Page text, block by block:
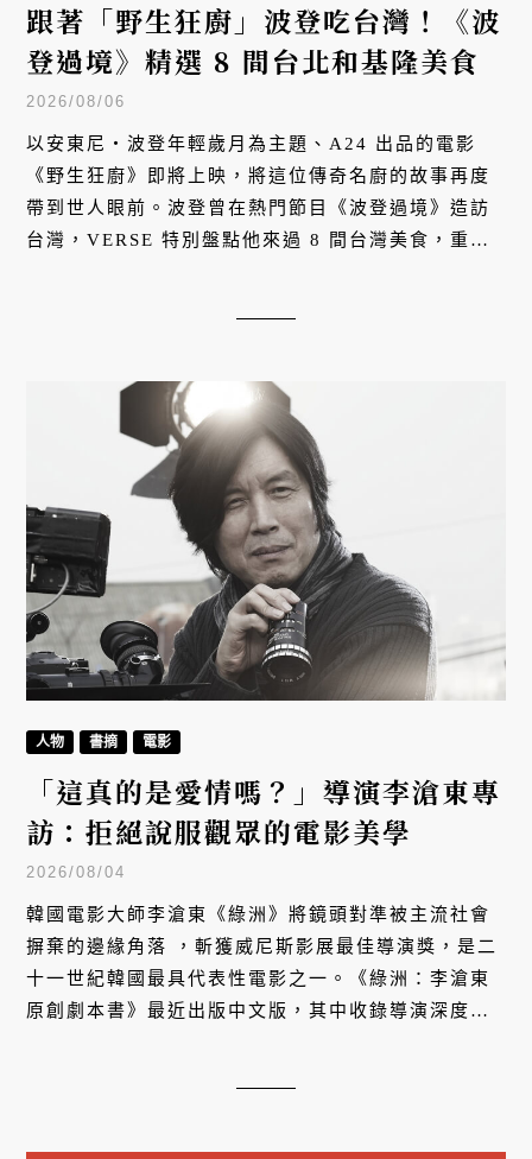
跟著「野生狂廚」波登吃台灣！《波
登過境》精選 8 間台北和基隆美食
2026/08/06
以安東尼・波登年輕歲月為主題、A24 出品的電影
《野生狂廚》即將上映，將這位傳奇名廚的故事再度
帶到世人眼前。波登曾在熱門節目《波登過境》造訪
台灣，VERSE 特別盤點他來過 8 間台灣美食，重溫
人物 書摘 電影
「這真的是愛情嗎？」導演李滄東專
訪：拒絕說服觀眾的電影美學
2026/08/04
韓國電影大師李滄東《綠洲》將鏡頭對準被主流社會
摒棄的邊緣角落 ，斬獲威尼斯影展最佳導演獎，是二
十一世紀韓國最具代表性電影之一。《綠洲：李滄東
原創劇本書》最近出版中文版，其中收錄導演深度訪